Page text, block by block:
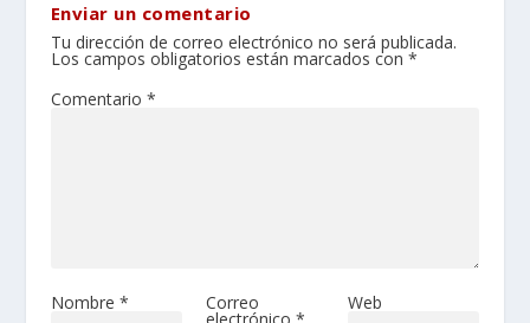
Enviar un comentario
Tu dirección de correo electrónico no será publicada.
Los campos obligatorios están marcados con *
Comentario *
Nombre * Correo Web